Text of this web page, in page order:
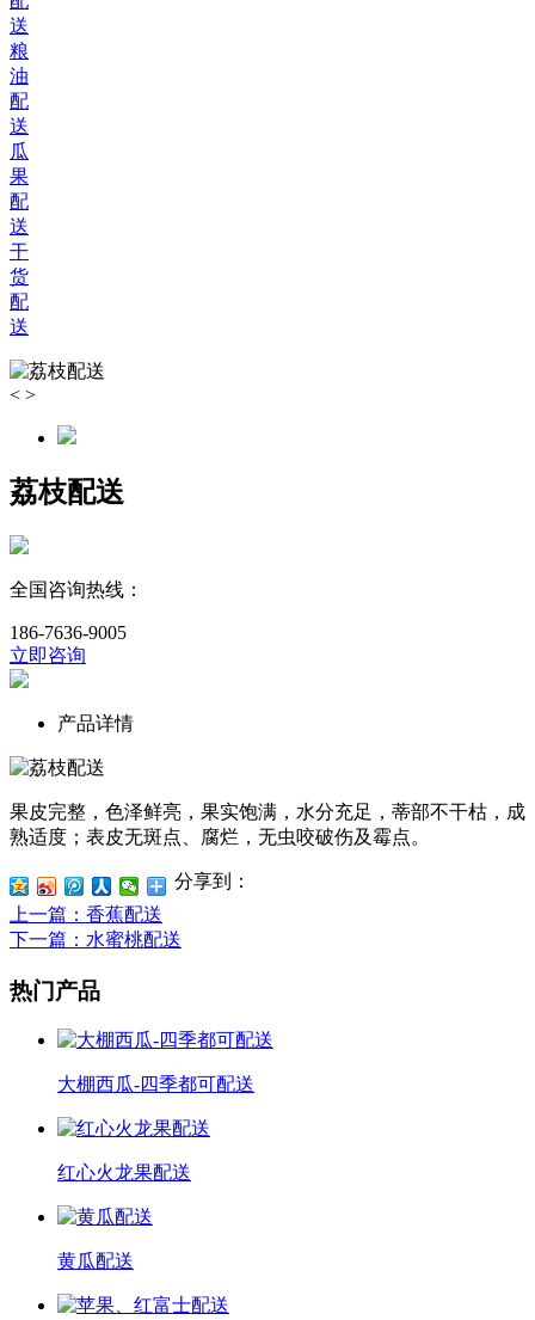
送
粮
油
配
送
瓜
果
配
送
干
货
配
送
< >
荔枝配送
全国咨询热线：
186-7636-9005
立即咨询
产品详情
果皮完整，色泽鲜亮，果实饱满，水分充足，蒂部不干枯，成
熟适度；表皮无斑点、腐烂，无虫咬破伤及霉点。
分享到：
上一篇 ：香蕉配送
下一篇 ：水蜜桃配送
热门产品
大棚西瓜-四季都可配送
红心火龙果配送
黄瓜配送